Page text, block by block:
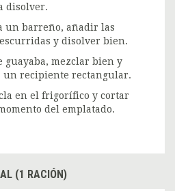
disolver.
un barreño, añadir las
y disolver bien.
guayaba, mezclar bien y
un recipiente rectangular.
en el frigorífico y cortar
del emplatado.
(1 RACIÓN)